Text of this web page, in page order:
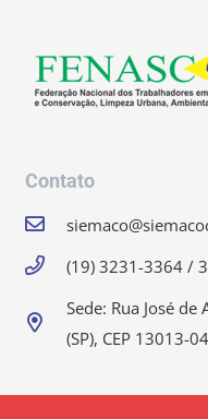
Contato
(19) 3231-3364 /
Sede: Rua José
(SP), CEP 13013-